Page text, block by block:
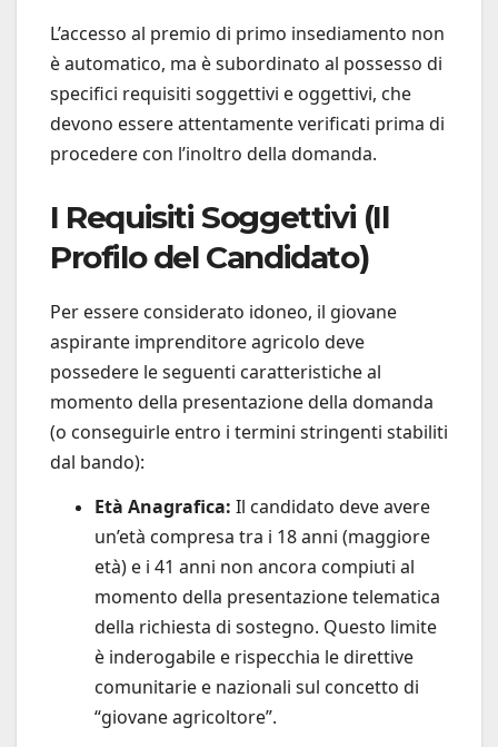
L’accesso al premio di primo insediamento non
è automatico, ma è subordinato al possesso di
specifici requisiti soggettivi e oggettivi, che
devono essere attentamente verificati prima di
procedere con l’inoltro della domanda.
I Requisiti Soggettivi (Il
Profilo del Candidato)
Per essere considerato idoneo, il giovane
aspirante imprenditore agricolo deve
possedere le seguenti caratteristiche al
momento della presentazione della domanda
(o conseguirle entro i termini stringenti stabiliti
dal bando):
Età Anagrafica: Il candidato deve avere
un’età compresa tra i 18 anni (maggiore
età) e i 41 anni non ancora compiuti al
momento della presentazione telematica
della richiesta di sostegno. Questo limite
è inderogabile e rispecchia le direttive
comunitarie e nazionali sul concetto di
“giovane agricoltore”.